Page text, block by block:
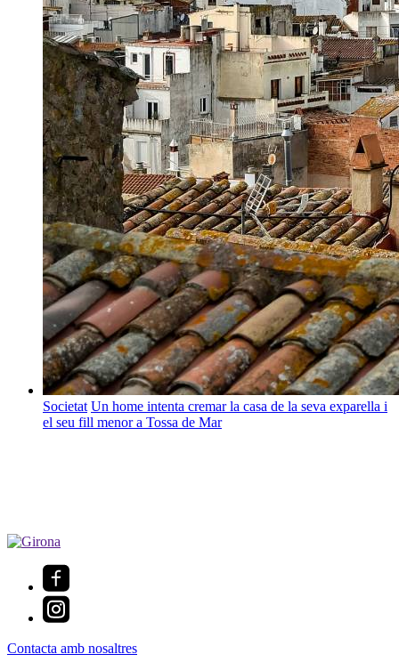
Societat Un home intenta cremar la casa de la seva exparella i
el seu fill menor a Tossa de Mar
Contacta amb nosaltres